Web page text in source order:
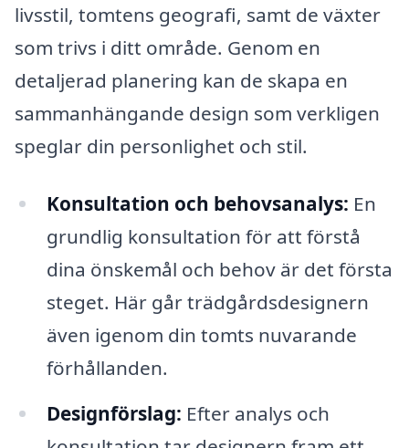
livsstil, tomtens geografi, samt de växter
som trivs i ditt område. Genom en
detaljerad planering kan de skapa en
sammanhängande design som verkligen
speglar din personlighet och stil.
Konsultation och behovsanalys: En
grundlig konsultation för att förstå
dina önskemål och behov är det första
steget. Här går trädgårdsdesignern
även igenom din tomts nuvarande
förhållanden.
Designförslag: Efter analys och